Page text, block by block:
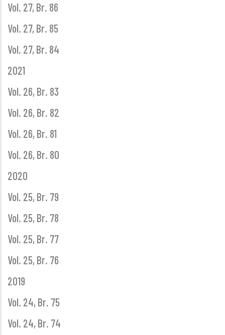
Vol. 27, Br. 86
Vol. 27, Br. 85
Vol. 27, Br. 84
2021
Vol. 26, Br. 83
Vol. 26, Br. 82
Vol. 26, Br. 81
Vol. 26, Br. 80
2020
Vol. 25, Br. 79
Vol. 25, Br. 78
Vol. 25, Br. 77
Vol. 25, Br. 76
2019
Vol. 24, Br. 75
Vol. 24, Br. 74